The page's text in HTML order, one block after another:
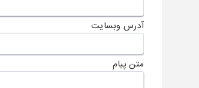
آدرس وبسایت
متن پیام